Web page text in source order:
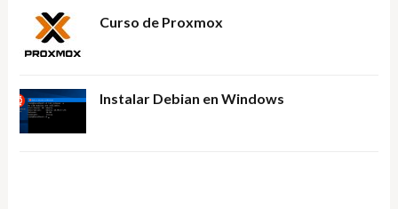
Curso de Proxmox
Instalar Debian en Windows